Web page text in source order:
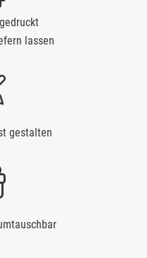
lassen
gestalten